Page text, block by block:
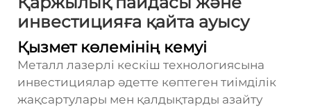
инвестицияға қайта ауысу
Қызмет көлемінің кемуі
Металл лазерлі кескіш технологиясына
инвестициялар әдетте көптеген тиімділік
жақсартулары мен қалдықтарды азайту